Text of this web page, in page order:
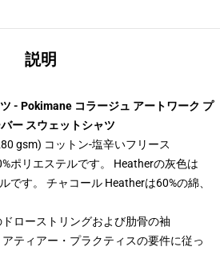
説明
- Pokimane コラージュ アートワーク プ
ー スウェットシャツ
gsm) コットン-塩辛いフリース
ポリエステルです。 Heatherの灰色は
です。 チャコール Heatherは60%の綿、
ローストリングおよび肋骨の袖
ティアー・プラクティスの要件に従っ